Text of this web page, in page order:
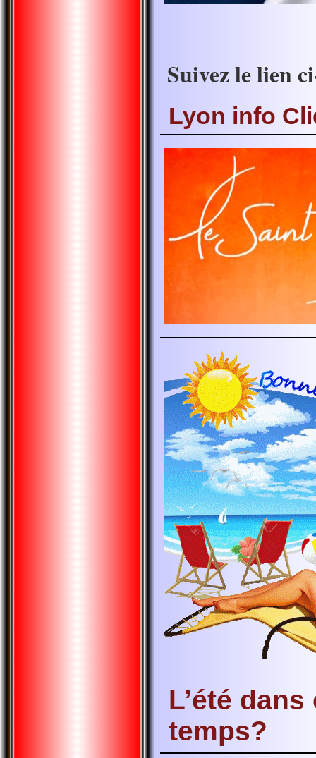
Suivez le lien
Lyon info
L’été
temps?